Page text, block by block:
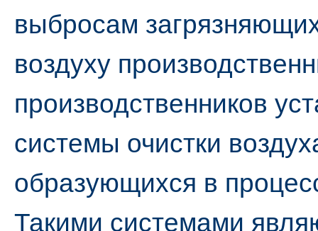
выбросам
воздуху
производственников
системы очистки
образующихся в
Такими системами